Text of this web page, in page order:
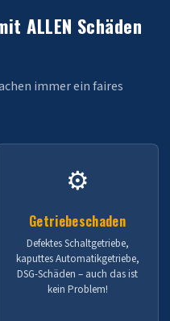
ALLEN Schäden
immer ein faires
⚙️
Getriebeschaden
Defektes Schaltgetriebe,
kaputtes Automatikgetriebe,
DSG-Schäden – auch das ist
kein Problem!